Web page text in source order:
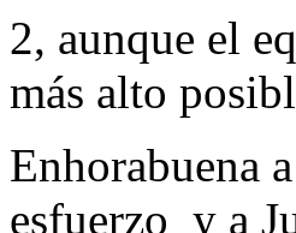
2, aunque el
más alto
Enhorabuena
esfuerzo y a